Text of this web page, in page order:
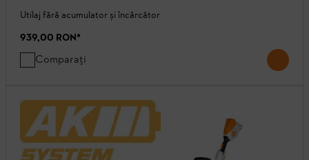
Utilaj fără acumulator și încărcător
939,00 RON*
Comparați